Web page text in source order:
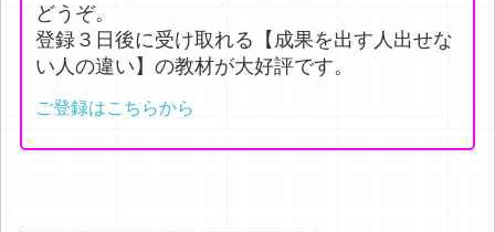
どうぞ。
登録３日後に受け取れる【成果を出す人出せな
い人の違い】の教材が大好評です。
ご登録はこちらから